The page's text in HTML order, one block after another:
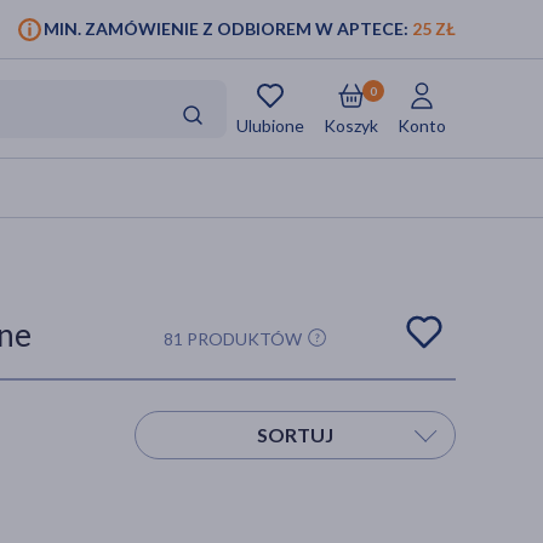
MIN. ZAMÓWIENIE Z ODBIOREM W APTECE: 25 ZŁ
Ulubione Koszyk
0
Konto
81 PRODUKTÓW
SORTUJ